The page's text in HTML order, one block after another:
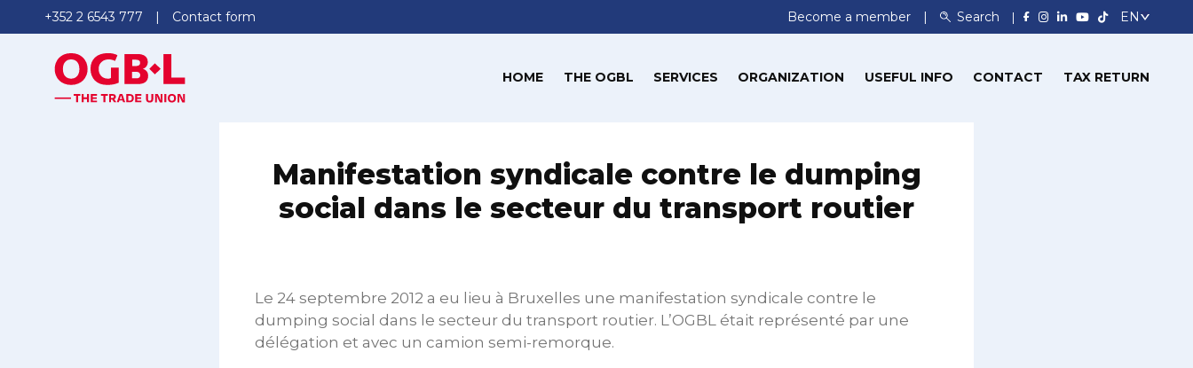
+352 2 6543 777 Contact form Become a member Search
HOME THE OGBL SERVICES ORGANIZATION USEFUL INFO CONTACT TAX RETURN
Manifestation syndicale contre le dumping
social dans le secteur du transport routier
Le 24 septembre 2012 a eu lieu à Bruxelles une manifestation syndicale contre le
dumping social dans le secteur du transport routier. L’OGBL était représenté par une
délégation et avec un camion semi-remorque.